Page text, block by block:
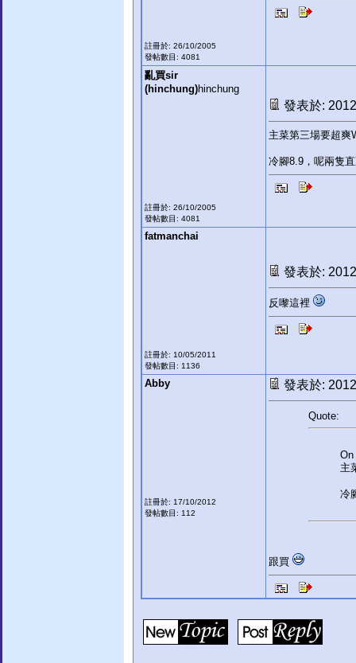
註冊於: 26/10/2005
發帖數目: 4081
亂買sir
(hinchung)hinchung
註冊於: 26/10/2005
發帖數目: 4081
發表於:
主菜第三場要超爽
冷腳8.9，呢兩隻
fatmanchai
註冊於: 10/05/2011
發帖數目: 1136
發表於:
反嚟這裡
Abby
註冊於: 17/10/2012
發帖數目: 112
發表於:
Quote:
On
主
冷
跟買